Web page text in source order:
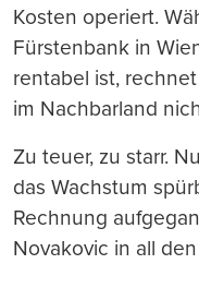
Kosten operiert.
Fürstenbank in
rentabel ist,
im Nachbarland
Zu teuer, zu starr.
das Wachstum
Rechnung
Novakovic in all